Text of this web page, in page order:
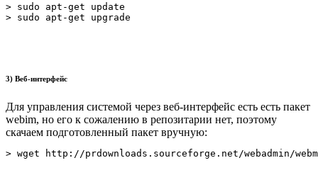
> sudo apt-get update
> sudo apt-get upgrade
3) Веб-интерфейс
Для управления системой через веб-интерфейс есть есть пакет
webim, но его к сожалению в репозитарии нет, поэтому
скачаем подготовленный пакет вручную:
> wget http://prdownloads.sourceforge.net/webadmin/